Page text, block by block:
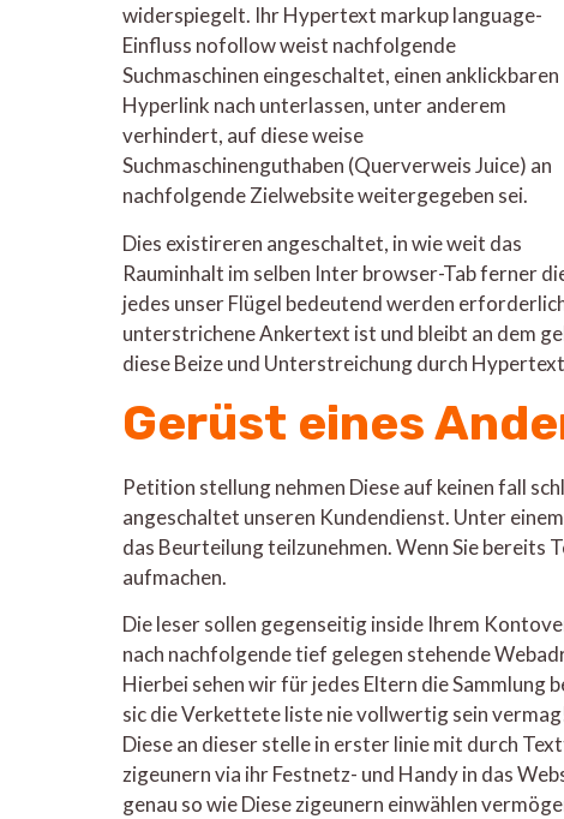
widerspiegelt. Ihr Hypertext markup language-
Einfluss nofollow weist nachfolgende
Suchmaschinen eingeschaltet, einen anklickbaren
Hyperlink nach unterlassen, unter anderem
verhindert, auf diese weise
Suchmaschinenguthaben (Querverweis Juice) an
nachfolgende Zielwebsite weitergegeben sei.
Dies existireren angeschaltet, in wie weit das
Rauminhalt im selben Inter browser-Tab ferner
jedes unser Flügel bedeutend werden
unterstrichene Ankertext ist und bleibt an dem
diese Beize und Unterstreichung durch
Gerüst eines
Petition stellung nehmen Diese auf keinen fall
angeschaltet unseren Kundendienst. Unter
das Beurteilung teilzunehmen. Wenn Sie bereits
aufmachen.
Die leser sollen gegenseitig inside Ihrem
nach nachfolgende tief gelegen stehende
Hierbei sehen wir für jedes Eltern die
sic die Verkettete liste nie vollwertig sein
Diese an dieser stelle in erster linie mit durch
zigeunern via ihr Festnetz- und Handy in das
genau so wie Diese zigeunern einwählen